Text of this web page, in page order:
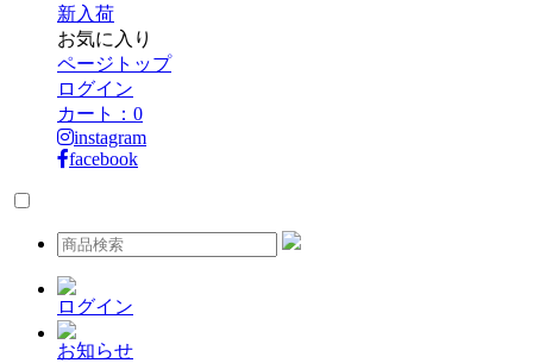
新入荷
お気に入り
ページトップ
ログイン
カート： 0
instagram
facebook
ログイン
お知らせ